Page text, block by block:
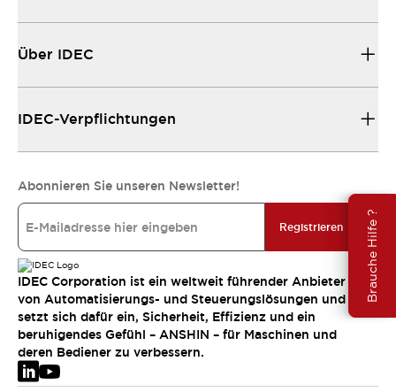
Brauche Hilfe ?
Über IDEC
IDEC-Verpflichtungen
Abonnieren Sie unseren Newsletter!
Registrieren
IDEC Corporation ist ein weltweit führender Anbieter
von Automatisierungs- und Steuerungslösungen und
setzt sich dafür ein, Sicherheit, Effizienz und ein
beruhigendes Gefühl – ANSHIN – für Maschinen und
deren Bediener zu verbessern.